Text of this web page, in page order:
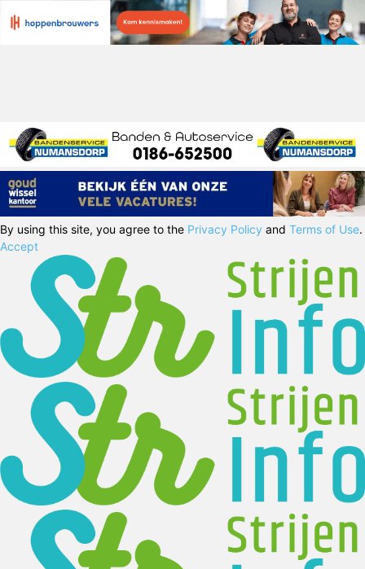
By using this site, you agree to the Privacy Policy and Terms of Use.
Accept